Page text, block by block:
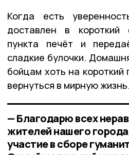
Когда есть
доставлен в короткий
пункта печёт и
сладкие булочки.
бойцам хоть на
вернуться в мирную жизнь.
— Благодарю всех
жителей нашего
участие в сборе